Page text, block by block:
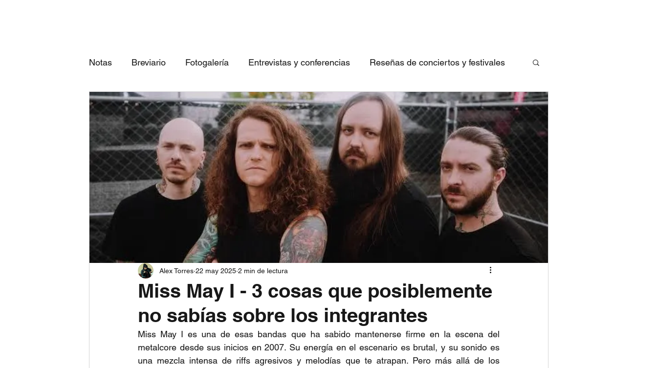
Notas Breviario Fotogalería Entrevistas y conferencias Reseñas de conciertos y festivales
Próximos eventos Las 3 canciones imperdibles Conociendo bandas
qué canción eres según tu...
Miss May I - 3 cosas que posiblemente
no sabías sobre los integrantes
Alex Torres 22 may 2025 2 min de lectura
Miss May I es una de esas bandas que ha sabido mantenerse firme en la escena del
metalcore desde sus inicios en 2007. Su energía en el escenario es brutal, y su sonido es
una mezcla intensa de riffs agresivos y melodías que te atrapan. Pero más allá de los